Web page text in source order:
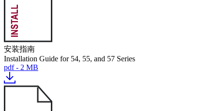
安装指南
Installation Guide for 54, 55, and 57 Series
pdf - 2 MB